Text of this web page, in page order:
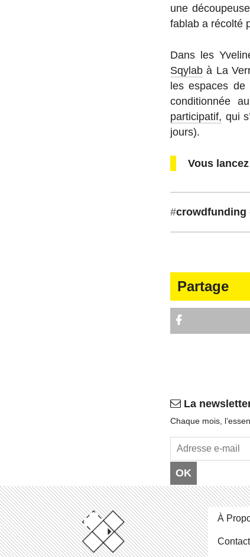
une
fablab a récolté
Dans les
Sqylab à La
les espaces de
condi­tion­née
participatif, qui
jours).
Vous
#crowd­fun­ding
Partage
La
Chaque mois,
OK
À
Contact